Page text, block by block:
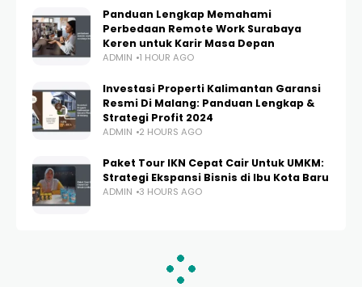
Panduan Lengkap Memahami
Perbedaan Remote Work Surabaya
Keren untuk Karir Masa Depan
ADMIN 1 HOUR AGO
Investasi Properti Kalimantan Garansi
Resmi Di Malang: Panduan Lengkap &
Strategi Profit 2024
ADMIN 2 HOURS AGO
Paket Tour IKN Cepat Cair Untuk UMKM:
Strategi Ekspansi Bisnis di Ibu Kota Baru
ADMIN 3 HOURS AGO
思いがけぬ困難に備える：